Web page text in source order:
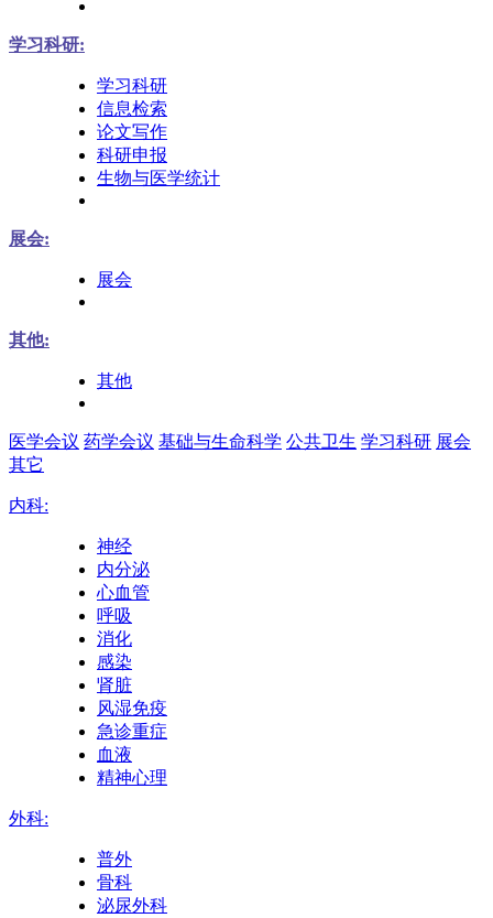
学习科研:
学习科研
信息检索
论文写作
科研申报
生物与医学统计
展会:
展会
其他:
其他
医学会议 药学会议 基础与生命科学 公共卫生 学习科研 展会
其它
内科:
神经
内分泌
心血管
呼吸
消化
感染
肾脏
风湿免疫
急诊重症
血液
精神心理
外科:
普外
骨科
泌尿外科